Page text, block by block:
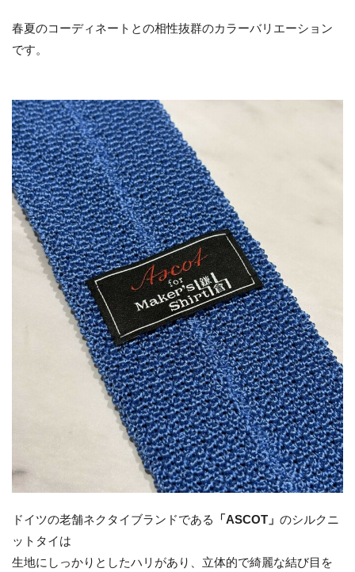
春夏のコーディネートとの相性抜群のカラーバリエーション
です。
ドイツの老舗ネクタイブランドである 「ASCOT」 のシルクニ
ットタイは
生地にしっかりとしたハリがあり、立体的で綺麗な結び目を